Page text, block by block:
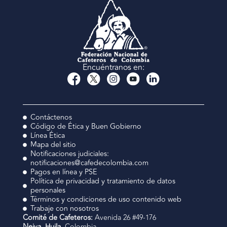
Encuéntranos en:
Contáctenos
Código de Ética y Buen Gobierno
Línea Ética
Mapa del sitio
Notificaciones judiciales:
notificaciones@cafedecolombia.com
Pagos en línea y PSE
Política de privacidad y tratamiento de datos
personales
Términos y condiciones de uso contenido web
Trabaje con nosotros
Comité de Cafeteros: Avenida 26 #49-176